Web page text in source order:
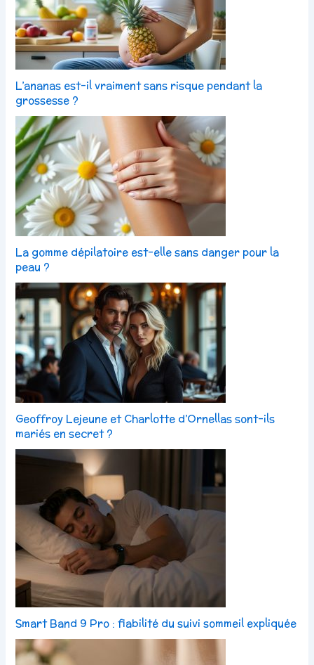
L’ananas est-il vraiment sans risque pendant la
grossesse ?
La gomme dépilatoire est-elle sans danger pour la
peau ?
Geoffroy Lejeune et Charlotte d’Ornellas sont-ils
mariés en secret ?
Smart Band 9 Pro : fiabilité du suivi sommeil expliquée